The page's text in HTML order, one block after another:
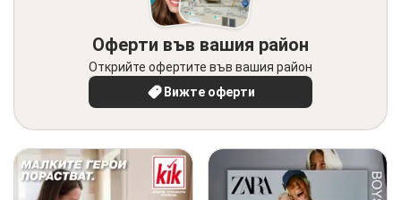
Оферти във вашия район
Открийте офертите във вашия район
Вижте оферти